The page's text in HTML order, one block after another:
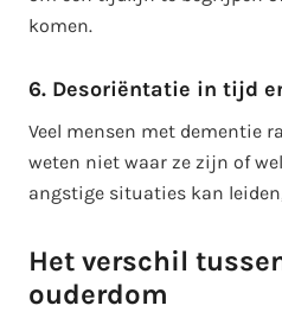
komen.
6. Desoriëntatie in tijd
Veel mensen met dementie
weten niet waar ze zijn of
angstige situaties kan
Het verschil
ouderdom